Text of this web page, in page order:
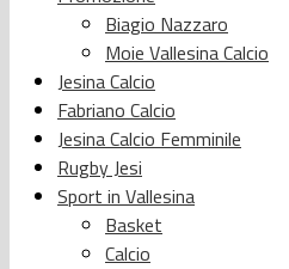
Biagio Nazzaro
Moie Vallesina Calcio
Jesina Calcio
Fabriano Calcio
Jesina Calcio Femminile
Rugby Jesi
Sport in Vallesina
Basket
Calcio